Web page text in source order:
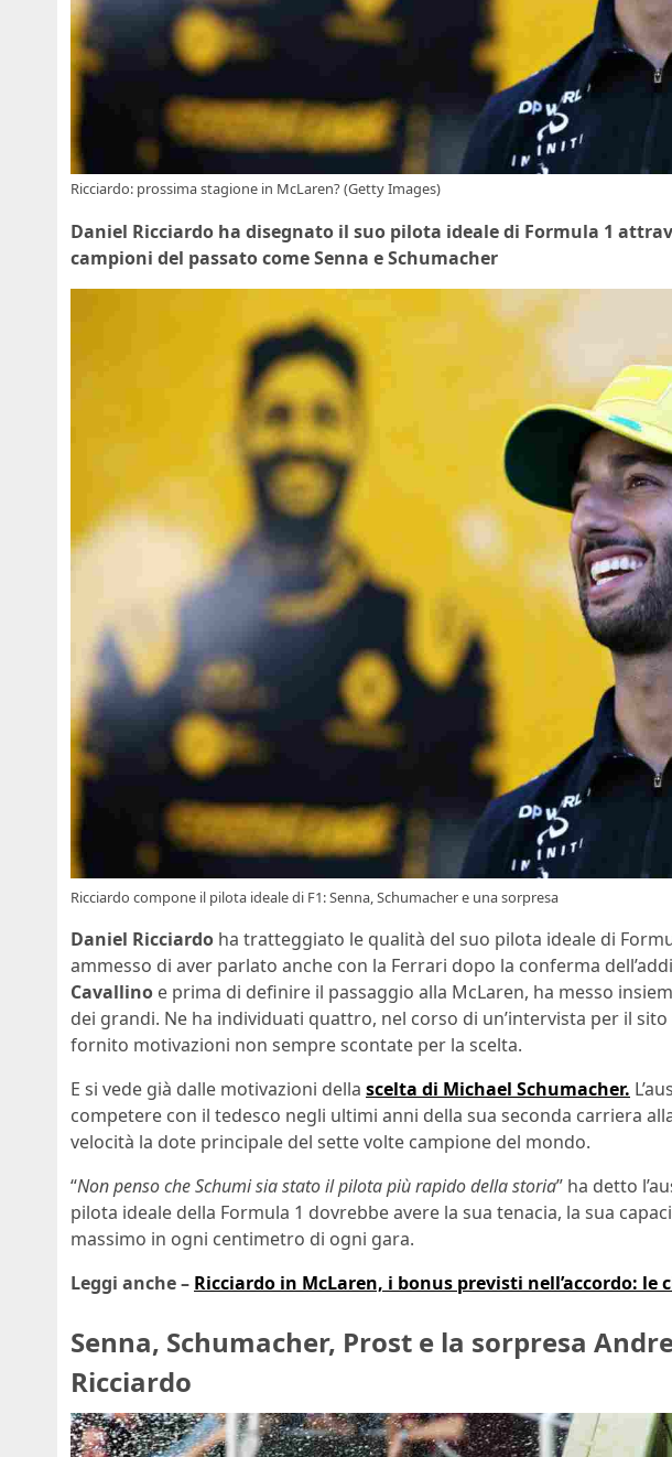
Ricciardo: prossima stagione in McLaren? (Getty Images)
Daniel Ricciardo ha disegnato il suo pilota ideale di Formula 1
campioni del passato come Senna e Schumacher
Ricciardo compone il pilota ideale di F1: Senna, Schumacher e una sorpresa
Daniel Ricciardo ha tratteggiato le qualità del suo pilota ideale di
ammesso di aver parlato anche con la Ferrari dopo la conferma
Cavallino e prima di definire il passaggio alla McLaren, ha messo
dei grandi. Ne ha individuati quattro, nel corso di un’intervista per il sito
fornito motivazioni non sempre scontate per la scelta.
E si vede già dalle motivazioni della scelta di Michael Schumacher.
competere con il tedesco negli ultimi anni della sua seconda carriera
velocità la dote principale del sette volte campione del mondo.
“Non penso che Schumi sia stato il pilota più rapido della storia” ha detto
pilota ideale della Formula 1 dovrebbe avere la sua tenacia, la sua
massimo in ogni centimetro di ogni gara.
Leggi anche – Ricciardo in McLaren, i bonus previsti nell’accordo: le
Senna, Schumacher, Prost e la sorpresa
Ricciardo